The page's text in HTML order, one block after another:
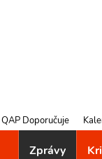
QAP Doporučuje
Zprávy